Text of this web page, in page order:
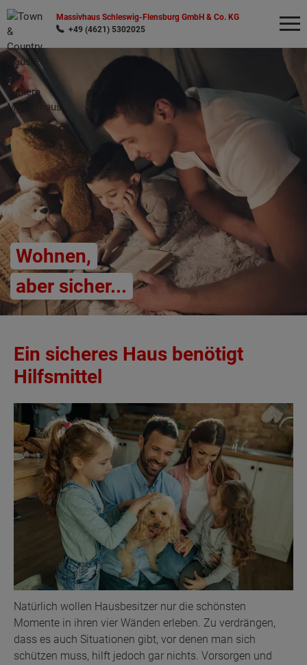
Massivhaus Schleswig-Flensburg GmbH & Co. KG
+49 (4621) 5302025
Wohnen,
aber sicher...
Ein sicheres Haus benötigt
Hilfsmittel
Natürlich wollen Hausbesitzer nur die schönsten
Momente in ihren vier Wänden erleben. Zu verdrängen,
dass es auch Situationen gibt, vor denen man sich
schützen muss, hilft jedoch gar nichts. Vorsorgen und
Wonach möchten Sie suchen?